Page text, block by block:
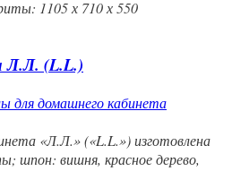
1105 х 710 х 550
Л.Л. (L.L.)
для домашнего кабинета
«Л.Л.» («L.L.») изготовлена
шпон: вишня, красное дерево,